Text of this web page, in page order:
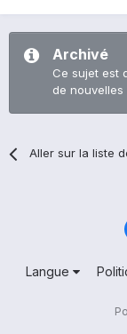
Archivé
Ce sujet est
de nouvelles
Aller sur la liste
Langue